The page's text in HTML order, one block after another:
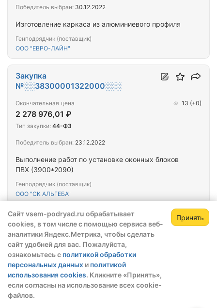
Сайт vsem-podryad.ru обрабатывает
cookies, в том числе с помощью сервиса веб-
аналитики Яндекс.Метрика, чтобы сделать
сайт удобней для вас. Пожалуйста,
ознакомьтесь с политикой обработки
персональных данных и политикой
использования cookies. Кликните «Принять»,
если согласны на использование всех cookie-
файлов.
Принять
Изготовление каркаса из алюминиевого профиля
Генподрядчик (поставщик)
ООО "ЕВРО-ЛАЙН"
Победитель выбран: 30.12.2022
Выполнение работ по установке оконных блоков
ПВХ (3900*2090)
Генподрядчик (поставщик)
ООО "СК АЛЬГЕБА"
Закупка
№░░38300001322000░░░
Окончательная цена
2 278 976,01 ₽
13 (+0)
Тип закупки: 44-ФЗ
Победитель выбран: 23.12.2022
Закупка
№░░38300006622000░░░
Окончательная цена
143 000,00 ₽
Победитель выбран:07.12.2022
Зарегистрируйтесь,
чтобы открыть сведения о закупке
скрытые данные станут доступны после
регистрации или входа в профиль
Зарегистрироваться Войти